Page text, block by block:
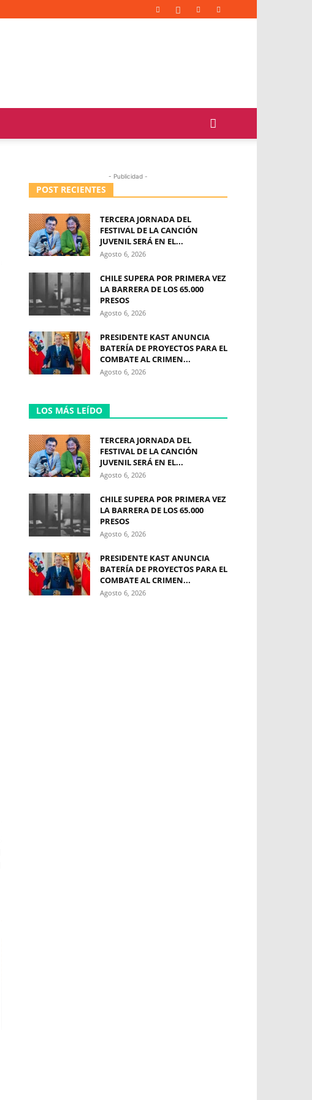
- Publicidad -
POST RECIENTES
TERCERA JORNADA DEL
FESTIVAL DE LA CANCIÓN
JUVENIL SERÁ EN EL...
Agosto 6, 2026
CHILE SUPERA POR PRIMERA VEZ
LA BARRERA DE LOS 65.000
PRESOS
Agosto 6, 2026
PRESIDENTE KAST ANUNCIA
BATERÍA DE PROYECTOS PARA EL
COMBATE AL CRIMEN...
Agosto 6, 2026
LOS MÁS LEÍDO
TERCERA JORNADA DEL
FESTIVAL DE LA CANCIÓN
JUVENIL SERÁ EN EL...
Agosto 6, 2026
CHILE SUPERA POR PRIMERA VEZ
LA BARRERA DE LOS 65.000
PRESOS
Agosto 6, 2026
PRESIDENTE KAST ANUNCIA
BATERÍA DE PROYECTOS PARA EL
COMBATE AL CRIMEN...
Agosto 6, 2026